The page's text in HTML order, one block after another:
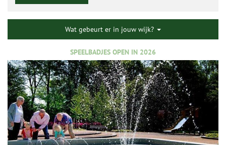
Wat gebeurt er in jouw wijk?
SPEELBADJES OPEN IN 2026